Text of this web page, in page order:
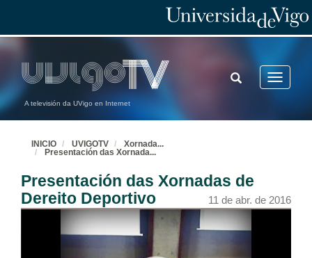
A televisión da UVigo en Internet
Toggle
TOGGLE
SEARCH
INICIO UVIGOTV Xornada...
Presentación das Xornada...
Presentación das Xornadas de
Dereito Deportivo
11 de abr. de 2016